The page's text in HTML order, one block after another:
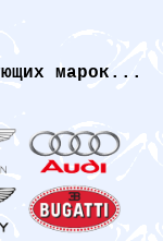
марок...